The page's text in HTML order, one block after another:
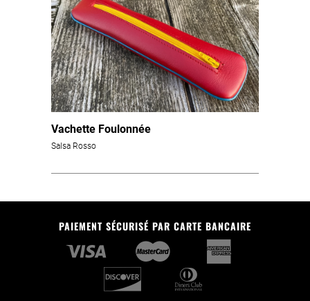
Vachette Foulonnée
Salsa Rosso
PAIEMENT SÉCURISÉ PAR CARTE BANCAIRE